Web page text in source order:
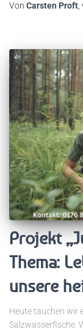
Von Carsten Proft,
Projekt
Thema:
unsere
Heute tauchen wir
Salzwasserfische.